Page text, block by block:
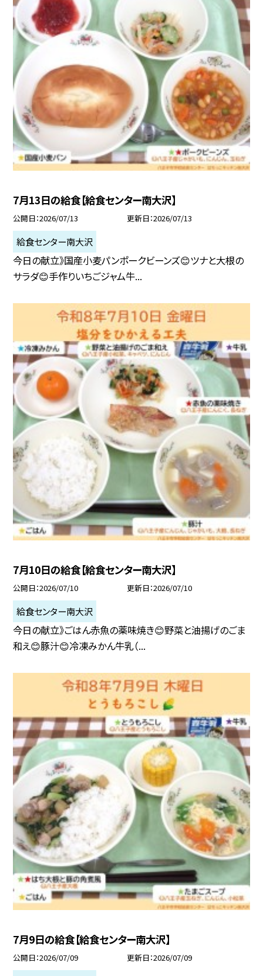
7月13日の給食【給食センター南大沢】
公開日 2026/07/13 更新日 2026/07/13
給食センター南大沢
今日の献立》国産小麦パンポークビーンズ😊ツナと大根の
サラダ😊手作りいちごジャム牛...
7月10日の給食【給食センター南大沢】
公開日 2026/07/10 更新日 2026/07/10
給食センター南大沢
今日の献立》ごはん赤魚の薬味焼き😊野菜と油揚げのごま
和え😊豚汁😊冷凍みかん牛乳（...
7月9日の給食【給食センター南大沢】
公開日 2026/07/09 更新日 2026/07/09